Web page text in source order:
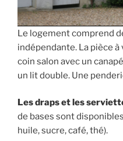
Le logement comprend
indépendante. La pièce
coin salon avec un
un lit double. Une
Les draps et les
de bases sont
huile, sucre, café, thé).